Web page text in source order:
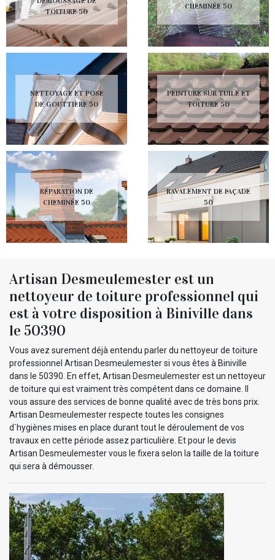
TOITURE 50
NETTOYAGE ET POSE
DE GOUTTIÈRE 50
RÉPARATION DE
CHEMINÉE 50
CHEMINÉE 50
PEINTURE SUR TUILE ET
TOITURE 50
RAVALEMENT DE FAÇADE
50
Artisan Desmeulemester est un
nettoyeur de toiture professionnel qui
est à votre disposition à Biniville dans
le 50390
Vous avez surement déjà entendu parler du nettoyeur de toiture
professionnel Artisan Desmeulemester si vous êtes à Biniville
dans le 50390. En effet, Artisan Desmeulemester est un nettoyeur
de toiture qui est vraiment très compétent dans ce domaine. Il
vous assure des services de bonne qualité avec de très bons prix.
Artisan Desmeulemester respecte toutes les consignes
d`hygiènes mises en place durant tout le déroulement de vos
travaux en cette période assez particulière. Et pour le devis
Artisan Desmeulemester vous le fixera selon la taille de la toiture
qui sera à démousser.